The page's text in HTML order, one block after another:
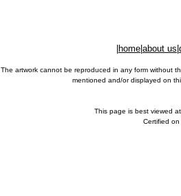
home about us
The artwork cannot be reproduced in any form without
mentioned and/or displayed on
This page is best viewed
Certified on